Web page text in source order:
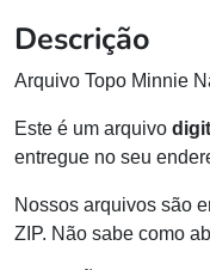
Descrição
Arquivo Topo Minnie
Este é um arquivo
entregue no seu
Nossos arquivos são
ZIP. Não sabe como